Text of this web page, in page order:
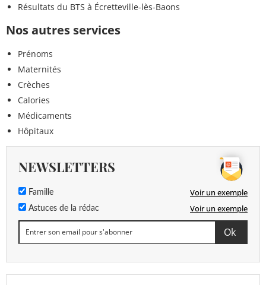
Résultats du BTS à Écretteville-lès-Baons
Nos autres services
Prénoms
Maternités
Crèches
Calories
Médicaments
Hôpitaux
NEWSLETTERS
Famille Voir un exemple
Astuces de la rédac Voir un exemple